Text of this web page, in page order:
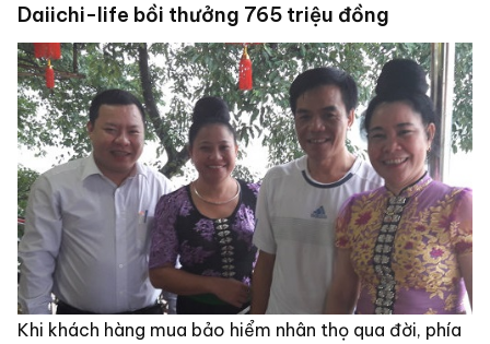
Daiichi-life bồi thưởng 765 triệu đồng
Khi khách hàng mua bảo hiểm nhân thọ qua đời, phía